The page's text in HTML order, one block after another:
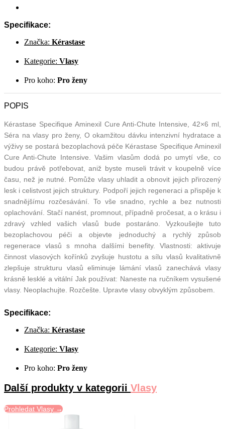
Specifikace:
Značka: Kérastase
Kategorie: Vlasy
Pro koho: Pro ženy
POPIS
Kérastase Specifique Aminexil Cure Anti-Chute Intensive, 42×6 ml,
Séra na vlasy pro ženy, O okamžitou dávku intenzivní hydratace a
výživy se postará bezoplachová péče Kérastase Specifique Aminexil
Cure Anti-Chute Intensive. Vašim vlasům dodá po umytí vše, co
budou právě potřebovat, aniž byste museli trávit v koupelně více
času, než je nutné. Pomůže vlasy uhladit a obnovit jejich přirozený
lesk i celistvost jejich struktury. Podpoří jejich regeneraci a přispěje k
snadnějšímu rozčesávání. To vše snadno, rychle a bez nutnosti
oplachování. Stačí nanést, promnout, případně pročesat, a o krásu i
zdravý vzhled vašich vlasů bude postaráno. Vyzkoušejte tuto
bezoplachovou péči a objevte jednoduchý a rychlý způsob
regenerace vlasů s mnoha dalšími benefity. Vlastnosti: aktivuje
činnost vlasových kořínků zvyšuje hustotu a sílu vlasů kvalitativně
zlepšuje strukturu vlasů eliminuje lámání vlasů zanechává vlasy
krásně lesklé a vitální Jak používat: Naneste na ručníkem vysušené
vlasy. Neoplachujte. Rozčešte. Upravte vlasy obvyklým způsobem.
Specifikace:
Značka: Kérastase
Kategorie: Vlasy
Pro koho: Pro ženy
Další produkty v kategorii Vlasy
Prohledat Vlasy →